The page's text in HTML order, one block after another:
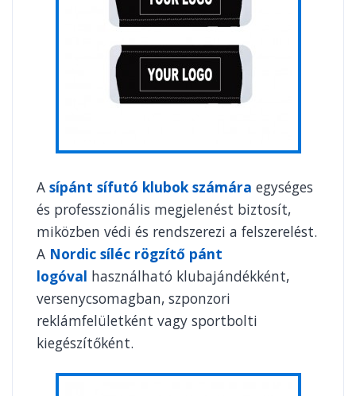
A sípánt sífutó klubok számára egységes
és professzionális megjelenést biztosít,
miközben védi és rendszerezi a felszerelést.
A Nordic síléc rögzítő pánt
logóval használható klubajándékként,
versenycsomagban, szponzori
reklámfelületként vagy sportbolti
kiegészítőként.